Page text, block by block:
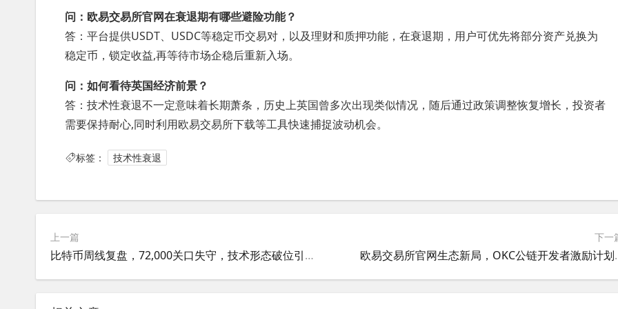
问：欧易交易所官网在衰退期有哪些避险功能？
答：平台提供USDT、USDC等稳定币交易对，以及理财和质押功能，在衰退期，用户可优先将部分资产兑换为
稳定币，锁定收益,再等待市场企稳后重新入场。
问：如何看待英国经济前景？
答：技术性衰退不一定意味着长期萧条，历史上英国曾多次出现类似情况，随后通过政策调整恢复增长，投资者
需要保持耐心,同时利用欧易交易所下载等工具快速捕捉波动机会。
标签： 技术性衰退
上一篇
比特币周线复盘，72,000关口失守，技术形态破位引发抛售潮
下一
欧易交易所官